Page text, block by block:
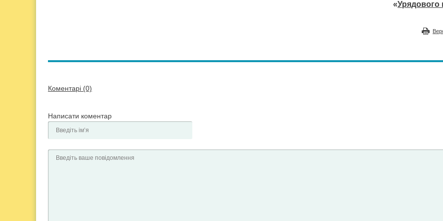
«Урядового
Коментарі (0)
Написати коментар